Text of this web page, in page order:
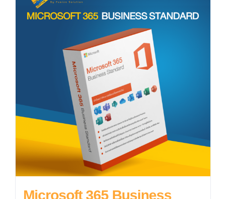
Microsoft 365 Business